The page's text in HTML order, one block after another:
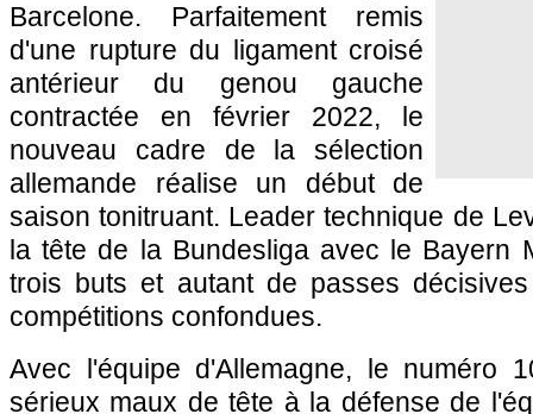
Barcelone. Parfaitement remis
d'une rupture du ligament croisé
antérieur du genou gauche
contractée en février 2022, le
nouveau cadre de la sélection
allemande réalise un début de
saison tonitruant. Leader technique de
la tête de la Bundesliga avec le Bayern
trois buts et autant de passes
compétitions confondues.
Avec l'équipe d'Allemagne, le numéro
sérieux maux de tête à la défense de